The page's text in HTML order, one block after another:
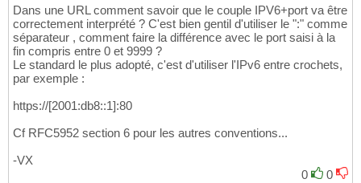
Dans une URL comment savoir que le couple IPV6+port va être
correctement interprété ? C'est bien gentil d'utiliser le ":" comme
séparateur , comment faire la différence avec le port saisi à la
fin compris entre 0 et 9999 ?
Le standard le plus adopté, c'est d'utiliser l'IPv6 entre crochets,
par exemple :
https://[2001:db8::1]:80
Cf RFC5952 section 6 pour les autres conventions...
-VX
0
0